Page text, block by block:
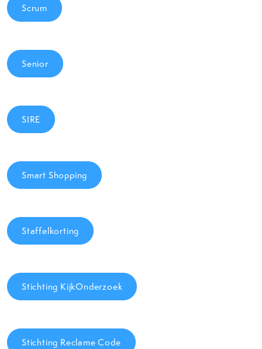
Scrum
Senior
SIRE
Smart Shopping
Staffelkorting
Stichting KijkOnderzoek
Stichting Reclame Code